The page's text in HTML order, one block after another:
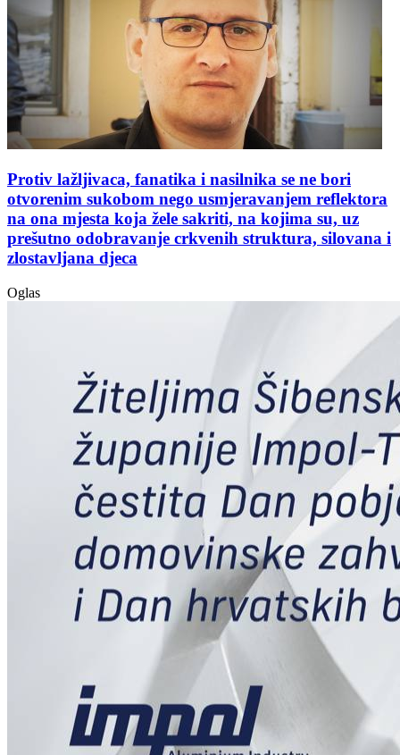
Protiv lažljivaca, fanatika i nasilnika se ne bori
otvorenim sukobom nego usmjeravanjem reflektora
na ona mjesta koja žele sakriti, na kojima su, uz
prešutno odobravanje crkvenih struktura, silovana i
zlostavljana djeca
Oglas